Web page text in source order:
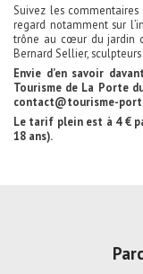
Suivez les
regard notamment sur
trône au cœur du jardin
Bernard Sellier,
Envie d’en savoir
Tourisme de La Porte
contact@tourisme-
Le tarif plein est à 4 €
18 ans).